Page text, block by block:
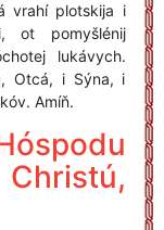
vrahí plotskija i
ot pomyšlénij
lukávych.
Otcá, i Sýna, i
Amíň.